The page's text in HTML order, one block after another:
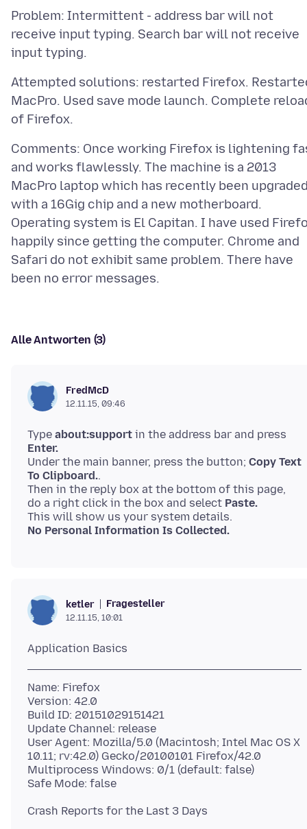
Problem: Intermittent - address bar will not
receive input typing. Search bar will not receive
Attempted solutions: restarted Firefox.
MacPro. Used save mode launch. Complete
Comments: Once working Firefox is lightening
and works flawlessly. The machine is a 2013
MacPro laptop which has recently been
with a 16Gig chip and a new motherboard.
Operating system is El Capitan. I have used
happily since getting the computer. Chrome and
Safari do not exhibit same problem. There have
Alle Antworten (3)
FredMcD
12.11.15, 09:46
Type about:support in the address bar and press
Enter.
Under the main banner, press the button; Copy Text
To Clipboard..
Then in the reply box at the bottom of this page,
do a right click in the box and select Paste.
No Personal Information Is Collected.
ketler Fragesteller
12.11.15, 10:01
Name: Firefox
Version: 42.0
Build ID: 20151029151421
Update Channel: release
User Agent: Mozilla/5.0 (Macintosh; Intel Mac OS X
10.11; rv:42.0) Gecko/20100101 Firefox/42.0
Multiprocess Windows: 0/1 (default: false)